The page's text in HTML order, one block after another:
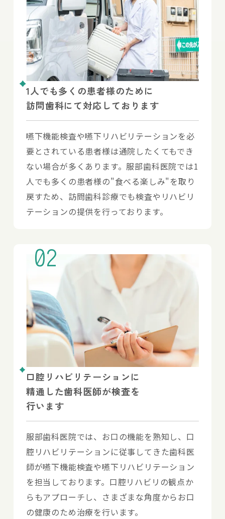
1人でも多くの患者様のために
訪問歯科にて対応しております
嚥下機能検査や嚥下リハビリテーションを必
要とされている患者様は通院したくてもでき
ない場合が多くあります。服部歯科医院では1
人でも多くの患者様の"食べる楽しみ"を取り
戻すため、訪問歯科診療でも検査やリハビリ
テーションの提供を行っております。
02
口腔リハビリテーションに
精通した歯科医師が検査を
行います
服部歯科医院では、お口の機能を熟知し、口
腔リハビリテーションに従事してきた歯科医
師が嚥下機能検査や嚥下リハビリテーション
を担当しております。口腔リハビリの観点か
らもアプローチし、さまざまな角度からお口
の健康のため治療を行います。